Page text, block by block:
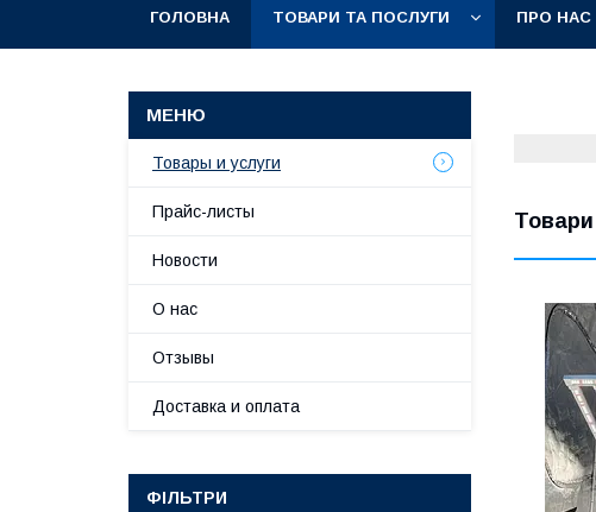
ГОЛОВНА ТОВАРИ ТА ПОСЛУГИ ПРО НАС
Товари
Товары и услуги
Прайс-листы
Новости
О нас
Отзывы
Доставка и оплата
ФІЛЬТРИ